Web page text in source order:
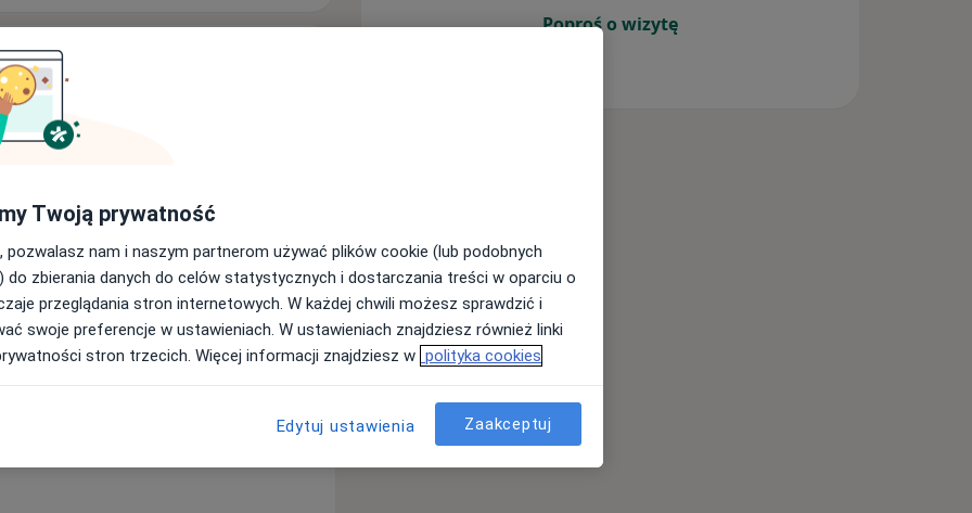
w Klinice Dermatologii i
łuszczycy, w maju 2018 roku
medycznych.
RP otrzymała tytuł profesora
Medycznego w Białymstoku polsko-
Naukowego przy Klinice
konferencjach oraz publikuje
konferencjach i szkoleniach w
Poproś o wizytę
Twoją prywatność
pozwalasz nam i naszym partnerom używać plików cookie (lub podobnych
do zbierania danych do celów statystycznych i dostarczania treści w oparciu o
przeglądania stron internetowych. W każdej chwili możesz sprawdzić i
swoje preferencje w ustawieniach. W ustawieniach znajdziesz również linki
stron trzecich. Więcej informacji znajdziesz w polityka cookies
Edytuj ustawienia Zaakceptuj